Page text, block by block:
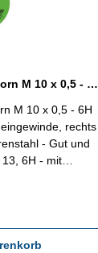
Gewinde-Grenzlehrdorn M 10 x 0,5 - 6H DIN 13
M 10 x 0,5 - 6H
rechts
- Gut und
6H - mit